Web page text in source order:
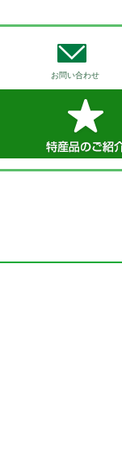
お問い合わせ